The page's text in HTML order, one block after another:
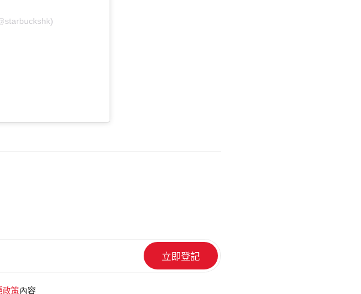
政策 內容